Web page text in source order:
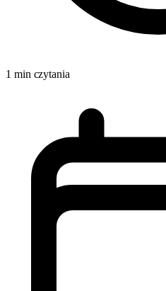
1 min czytania